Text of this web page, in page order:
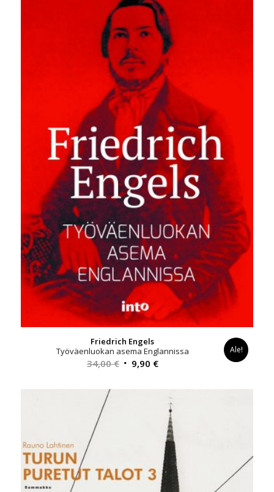
34,00 €.9,90 €.
Friedrich Engels
Työväenluokan asema Englannissa
34,00€ Alkuperäinen
oli:
9,90 €Nykyinen
on:
9,90 €.
Ale!